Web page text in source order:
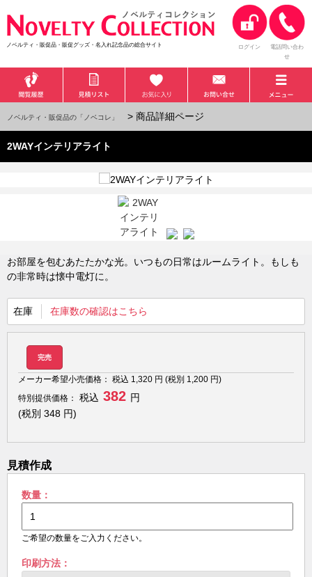
ノベルティ・販促品・販促グッズ・名入れ記念品の総合サイト ログイン
電話問い合わ
せ
ノベルティ・販促品の「ノベコレ」 > 商品詳細ページ
2WAYインテリアライト
お部屋を包むあたたかな光。いつもの日常はルームライト。もしも
の非常時は懐中電灯に。
在庫 在庫数の確認はこちら
完売
メーカー希望小売価格： 税込 1,320 円 (税別 1,200 円)
特別提供価格：
税込 382 円
(税別 348 円)
見積作成
数量：
ご希望の数量をご入力ください。
印刷方法：